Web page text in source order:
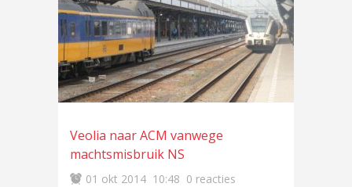
Veolia naar ACM vanwege
machtsmisbruik NS
01 okt 2014 10:48 0 reacties